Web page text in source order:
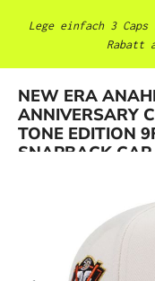
Lege einfach 3 Caps
Rabatt
NEW ERA
ANNIVERSARY
TONE EDITION
SNAPBACK CAP
Bildergalerie